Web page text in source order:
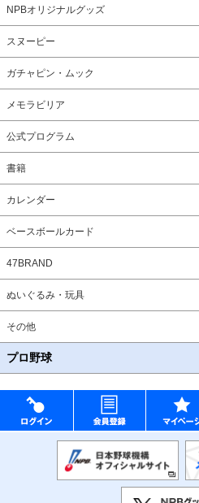
NPBオリジナルグッズ
スヌーピー
ガチャピン・ムック
メモラビリア
公式プログラム
書籍
カレンダー
ベースボールカード
47BRAND
ぬいぐるみ・玩具
その他
プロ野球